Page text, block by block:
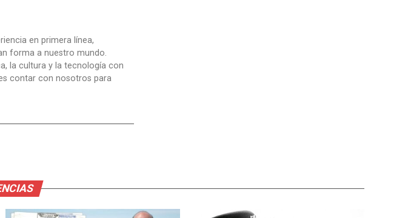
en primera línea,
forma a nuestro mundo.
la cultura y la tecnología con
contar con nosotros para